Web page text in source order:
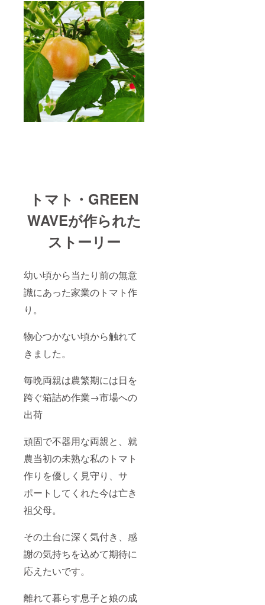
トマト・GREEN
WAVEが作られた
ストーリー
幼い頃から当たり前の無意
識にあった家業のトマト作
り。
物心つかない頃から触れて
きました。
毎晩両親は農繁期には日を
跨ぐ箱詰め作業→市場への
出荷
頑固で不器用な両親と、就
農当初の未熟な私のトマト
作りを優しく見守り、サ
ポートしてくれた今は亡き
祖父母。
その土台に深く気付き、感
謝の気持ちを込めて期待に
応えたいです。
離れて暮らす息子と娘の成